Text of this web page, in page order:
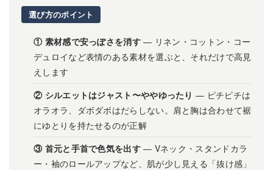
選び方のポイント
① 素材感で安っぽさを消す— リネン・コットン・コー
デュロイなど表情のある素材を選ぶと、それだけで高見
えします
② シルエットはジャスト〜ややゆったり — ピチピチは
オラオラ、ダボダボはだらしない。肩と胸は合わせて裾
にゆとりを持たせるのが正解
③ 首元と手首で色気を出す— Vネック・スタンドカラ
ー・袖のロールアップなど、肌が少し見える「抜け感」